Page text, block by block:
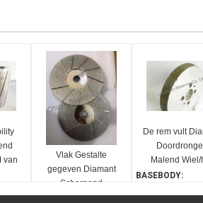
van
Vlak Gestalte
gegeven Diamant
Scherpend
Wiel/Diamant het
De rem vult
Malend Wiel/
Oppoetsende
BASEBODY: